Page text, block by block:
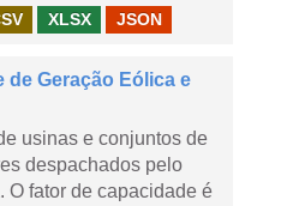
XLSX JSON
de Geração Eólica e
usinas e conjuntos de
despachados pelo
O fator de capacidade é